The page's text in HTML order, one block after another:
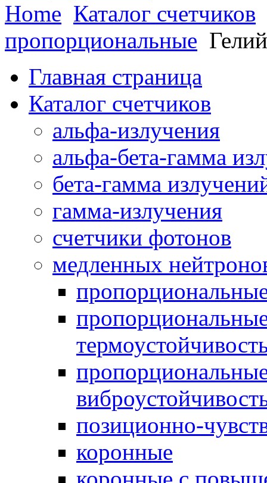
Home Каталог счетчиков
пропорциональные
Главная страница
Каталог счетчиков
альфа-излучения
альфа-бета-гамма
бета-гамма
гамма-излучения
счетчики фотонов
медленных
позиционно-
коронные